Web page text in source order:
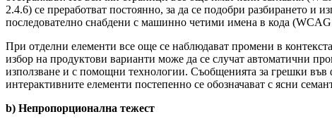
2.4.6) се преработват постоянно, за да се подобри разбирането и
последователно снабдени с машинно четими имена в кода (WCAG
При отделни елементи все още се наблюдават промени в
избор на продуктови варианти може да се случат автоматични
използване и с помощни технологии. Съобщенията за грешки
интерактивните елементи постепенно се обозначават с ясни
b) Непропорционална тежест